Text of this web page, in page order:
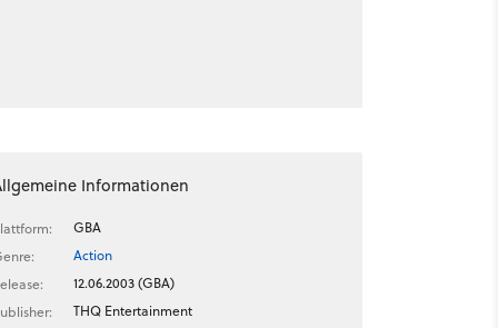
Informationen
GBA
Action
12.06.2003 (GBA)
THQ Entertainment